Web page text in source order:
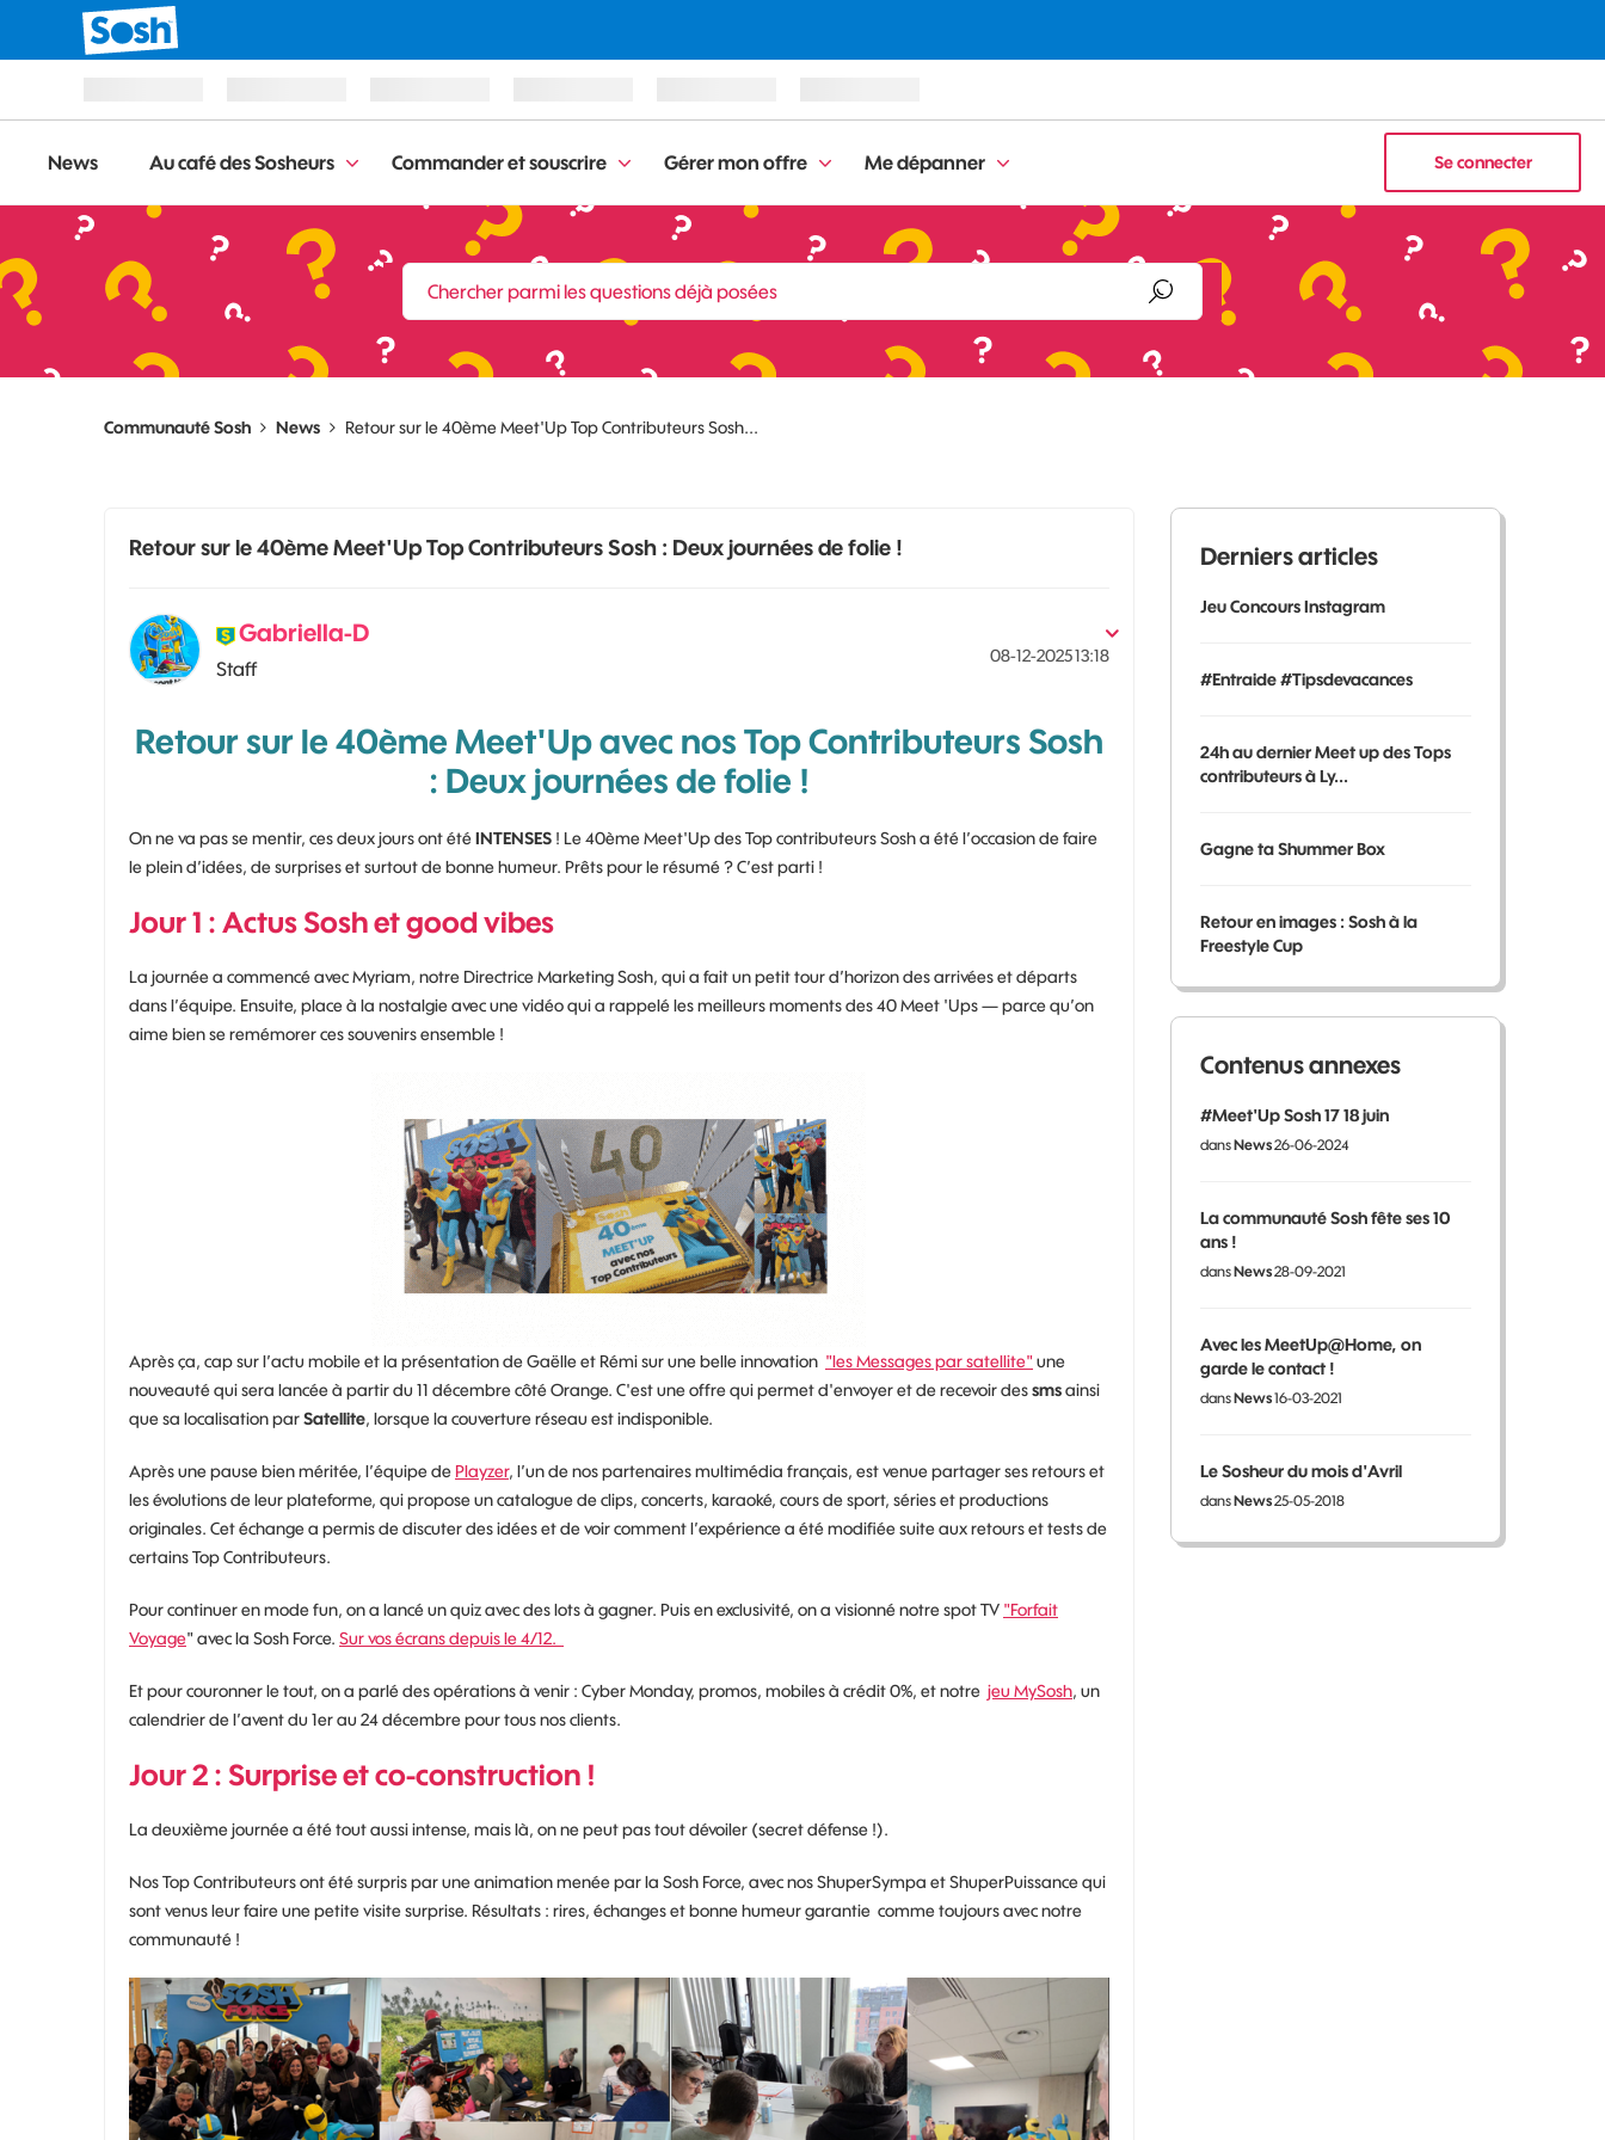
News Au café des Sosheurs Commander et souscrire Gérer mon offre Me dépanner Se connecter
Communauté Sosh News Retour sur le 40ème Meet'Up Top Contributeurs Sosh...
Retour sur le 40ème Meet'Up Top Contributeurs Sosh : Deux journées de folie !
Gabriella-D
Staff
‎08-12-202513:18
Retour sur le 40ème Meet'Up avec nos Top Contributeurs Sosh
: Deux journées de folie !
On ne va pas se mentir, ces deux jours ont étéINTENSES ! Le 40ème Meet'Up des Top contributeurs Sosh a été l’occasion de faire
le plein d’idées, de surprises et surtout de bonne humeur. Prêts pour le résumé ? C’est parti !
Jour 1 : Actus Sosh et good vibes
La journée a commencé avec Myriam, notre Directrice Marketing Sosh, qui a fait un petit tour d’horizon des arrivées et départs
dans l’équipe. Ensuite, place à la nostalgie avec une vidéo qui a rappelé les meilleurs moments des 40 Meet 'Ups — parce qu’on
aime bien se remémorer ces souvenirs ensemble !
Après ça, cap sur l’actu mobile et la présentation de Gaëlle et Rémi sur une belle innovation "les Messages par satellite"une
nouveauté qui sera lancée à partir du 11 décembre côté Orange. C'est une offre qui permet d'envoyer et de recevoir dessmsainsi
que sa localisation parSatellite, lorsque la couverture réseau est indisponible.
Après une pause bien méritée, l’équipe de Playzer, l’un de nos partenaires multimédia français, est venue partager ses retours et
les évolutions de leur plateforme, qui propose un catalogue de clips, concerts, karaoké, cours de sport, séries et productions
originales. Cet échange a permis de discuter des idées et de voir comment l’expérience a été modifiée suite aux retours et tests de
certains Top Contributeurs.
Pour continuer en mode fun, on a lancé un quiz avec des lots à gagner. Puis en exclusivité, on a visionné notre spot TV "Forfait
Voyage" avec la Sosh Force. Sur vos écrans depuis le 4/12.
Et pour couronner le tout, on a parlé des opérations à venir : Cyber Monday, promos, mobiles à crédit 0%, et notre jeu MySosh, un
calendrier de l’avent du 1er au 24 décembre pour tous nos clients.
Jour 2 : Surprise et co-construction !
La deuxième journée a été tout aussi intense, mais là, on ne peut pas tout dévoiler (secret défense !).
Nos Top Contributeurs ont été surpris par une animation menée par la Sosh Force, avec nos ShuperSympa et ShuperPuissance qui
sont venus leur faire une petite visite surprise. Résultats : rires, échanges et bonne humeur garantie comme toujours avec notre
communauté !
Derniers articles
Jeu Concours Instagram
#Entraide #Tipsdevacances
24h au dernier Meet up des Tops
contributeurs à Ly...
Gagne ta Shummer Box
Retour en images : Sosh à la
Freestyle Cup
Contenus annexes
#Meet'Up Sosh 17 18 juin
dansNews26-06-2024
La communauté Sosh fête ses 10
ans !
dansNews28-09-2021
Avec les MeetUp@Home, on
garde le contact !
dansNews16-03-2021
Le Sosheur du mois d'Avril
dansNews25-05-2018